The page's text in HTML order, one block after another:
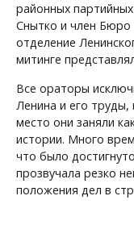
районных
Снытко и член Бюро
отделение
митинге
Все ораторы
Ленина и его труды,
место они заняли
истории. Много
что было
прозвучала резко
положения дел в